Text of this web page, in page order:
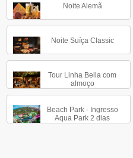
Noite Alemã
Noite Suíça Classic
Tour Linha Bella com
almoço
Beach Park - Ingresso
Aqua Park 2 dias